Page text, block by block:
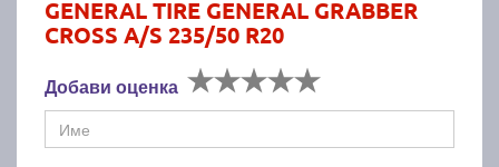
GENERAL TIRE GENERAL GRABBER
CROSS A/S 235/50 R20
Добави оценка